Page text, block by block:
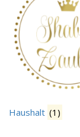
Haushalt (1)